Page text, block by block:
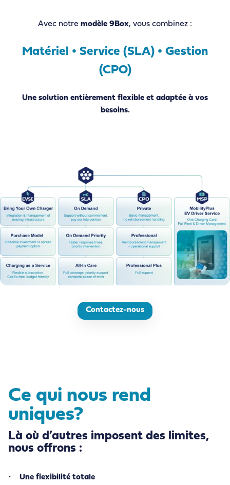
Avec notre modèle 9Box, vous combinez :
Matériel • Service (SLA) • Gestion
(CPO)
Une solution entièrement flexible et adaptée à vos
besoins.
Contactez-nous
Ce qui nous rend
uniques?
Là où d’autres imposent des limites,
nous offrons :
• Une flexibilité totale